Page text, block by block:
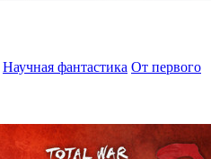
Научная фантастика От первого